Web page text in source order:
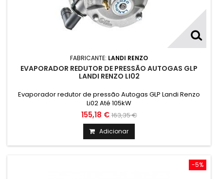
FABRICANTE: LANDI RENZO
EVAPORADOR REDUTOR DE PRESSÃO AUTOGAS GLP
LANDI RENZO LI02
Evaporador redutor de pressão Autogas GLP Landi Renzo
Li02 Até 105kW
155,18 €163,35 €
Adicionar
-5%